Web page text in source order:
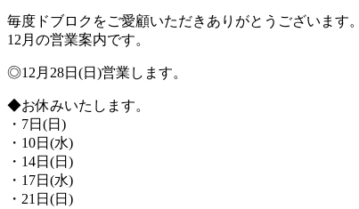
毎度ドブロクをご愛顧いただきありがとうございます。
12月の営業案内です。
◎12月28日(日)営業します。
◆お休みいたします。
・7日(日)
・10日(水)
・14日(日)
・17日(水)
・21日(日)